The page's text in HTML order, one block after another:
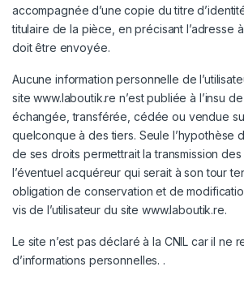
accompagnée d’une copie du titre
titulaire de la pièce, en précisant l’adresse
doit être envoyée.
Aucune information personnelle de
sitewww.laboutik.re n’est publiée à l’insu de
échangée, transférée, cédée ou vendue
quelconque à des tiers. Seule l’hypothèse
de ses droits permettrait la transmission
l’éventuel acquéreur qui serait à son tour
obligation de conservation et de
vis de l’utilisateur du site www.laboutik.re.
Le site n’est pas déclaré à la CNIL car il ne
d’informations personnelles. .